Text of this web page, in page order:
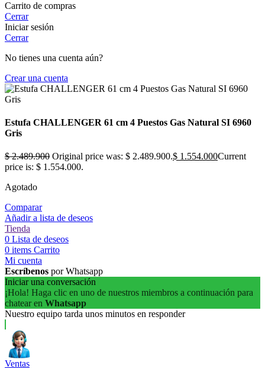
Carrito de compras
Cerrar
Iniciar sesión
Cerrar
No tienes una cuenta aún?
Crear una cuenta
Estufa CHALLENGER 61 cm 4 Puestos Gas Natural SI 6960
Gris
$2.489.900 Original price was: $ 2.489.900.$ 1.554.000Current
price is: $ 1.554.000.
Agotado
Comparar
Añadir a lista de deseos
Tienda
0 Lista de deseos
0 items Carrito
Mi cuenta
Escríbenos por Whatsapp
Iniciar una conversación
¡Hola! Haga clic en uno de nuestros miembros a continuación para
chatear en Whatsapp
Nuestro equipo tarda unos minutos en responder
Ventas